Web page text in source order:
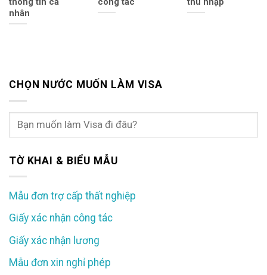
nhân
CHỌN NƯỚC MUỐN LÀM VISA
TỜ KHAI & BIỂU MẪU
Mẫu đơn trợ cấp thất nghiệp
Giấy xác nhận công tác
Giấy xác nhận lương
Mẫu đơn xin nghỉ phép